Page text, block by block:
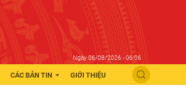
Ngày 06/08/2026 - 06:06
CÁC BẢN TIN GIỚI THIỆU